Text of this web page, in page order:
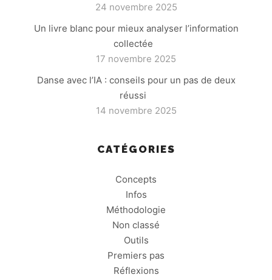
24 novembre 2025
Un livre blanc pour mieux analyser l’information
collectée
17 novembre 2025
Danse avec l’IA : conseils pour un pas de deux
réussi
14 novembre 2025
CATÉGORIES
Concepts
Infos
Méthodologie
Non classé
Outils
Premiers pas
Réflexions